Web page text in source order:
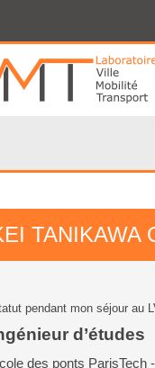
TANIKAWA
pendant mon séjour au
d’études
des ponts ParisTech